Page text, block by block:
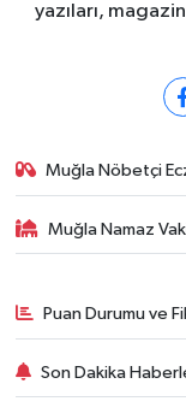
yazıları,
Muğla Nöbetçi
Muğla Namaz
Puan Durumu ve
Son Dakika